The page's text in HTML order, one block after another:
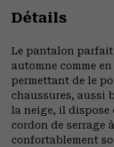
Détails
Le pantalon
automne comme
permettant de le
chaussures, aussi
la neige, il
cordon de serrage
confortablement